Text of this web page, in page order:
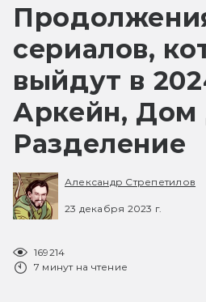
сериалов,
выйдут в
Аркейн, Дом
Разделение
Александр Стрепетилов
23 декабря 2023 г.
169214
7 минут на чтение